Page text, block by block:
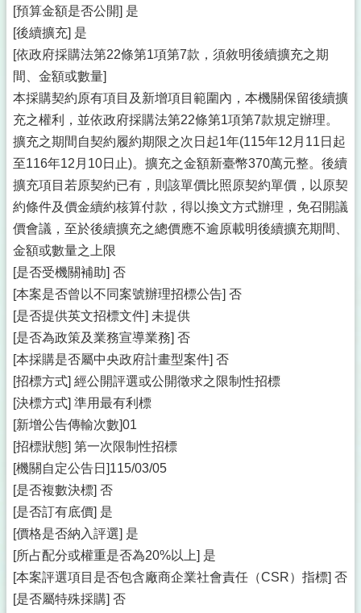
[預算金額是否公開] 是
[後續擴充] 是
[依政府採購法第22條第1項第7款，須敘明後續擴充之期
間、金額或數量]
本採購契約原有項目及新增項目範圍內，本機關保留後續擴
充之權利，並依政府採購法第22條第1項第7款規定辦理。
擴充之期間自契約履約期限之次日起1年(115年12月11日起
至116年12月10日止)。擴充之金額新臺幣370萬元整。後續
擴充項目若原契約已有，則該單價比照原契約單價，以原契
約條件及價金續約核算付款，得以換文方式辦理，免召開議
價會議，至於後續擴充之總價應不逾原載明後續擴充期間、
金額或數量之上限
[是否受機關補助] 否
[本案是否曾以不同案號辦理招標公告] 否
[是否提供英文招標文件] 未提供
[是否為政策及業務宣導業務] 否
[本採購是否屬中央政府計畫型案件] 否
[招標方式] 經公開評選或公開徵求之限制性招標
[決標方式] 準用最有利標
[新增公告傳輸次數]01
[招標狀態] 第一次限制性招標
[機關自定公告日]115/03/05
[是否複數決標] 否
[是否訂有底價] 是
[價格是否納入評選] 是
[所占配分或權重是否為20%以上] 是
[本案評選項目是否包含廠商企業社會責任（CSR）指標] 否
[是否屬特殊採購] 否